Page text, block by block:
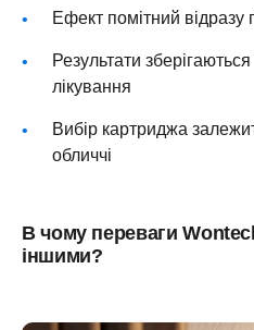
Ефект помітний відразу
Результати
лікування
Вибір картриджа
обличчі
В чому переваги
іншими?